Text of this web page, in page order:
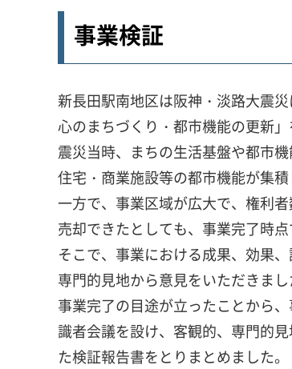
事業検証
新長田駅南地区は阪神・淡路大震
心のまちづくり・都市機能の更新
震災当時、まちの生活基盤や都市
住宅・商業施設等の都市機能が集
一方で、事業区域が広大で、権利
売却できたとしても、事業完了時
そこで、事業における成果、効果
専門的見地から意見をいただきまし
事業完了の目途が立ったことから
識者会議を設け、客観的、専門的
た検証報告書をとりまとめました。